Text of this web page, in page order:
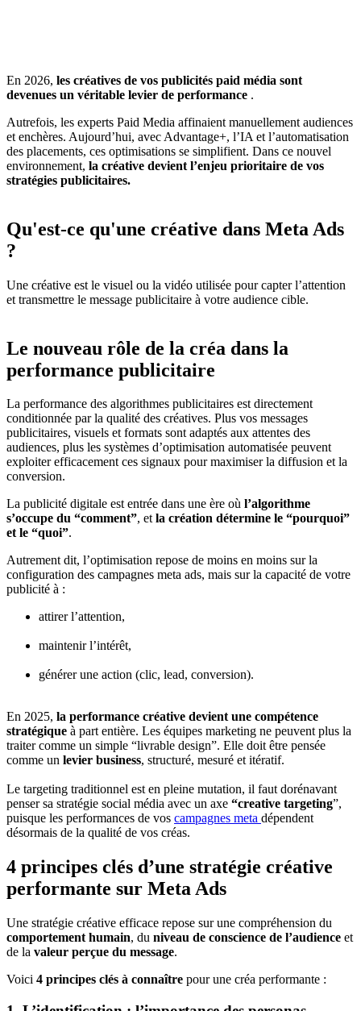
En 2026, les créatives de vos publicités paid média sont
devenues un véritable levier de performance .
Autrefois, les experts Paid Media affinaient manuellement audiences
et enchères. Aujourd’hui, avec Advantage+, l’IA et l’automatisation
des placements, ces optimisations se simplifient. Dans ce nouvel
environnement, la créative devient l’enjeu prioritaire de vos
stratégies publicitaires.
Qu'est-ce qu'une créative dans Meta Ads
?
Une créative est le visuel ou la vidéo utilisée pour capter l’attention
et transmettre le message publicitaire à votre audience cible.
Le nouveau rôle de la créa dans la
performance publicitaire
La performance des algorithmes publicitaires est directement
conditionnée par la qualité des créatives. Plus vos messages
publicitaires, visuels et formats sont adaptés aux attentes des
audiences, plus les systèmes d’optimisation automatisée peuvent
exploiter efficacement ces signaux pour maximiser la diffusion et la
conversion.
La publicité digitale est entrée dans une ère où l’algorithme
s’occupe du “comment”, etla création détermine le “pourquoi”
et le “quoi”.
Autrement dit, l’optimisation repose de moins en moins sur la
configuration des campagnes meta ads, mais sur la capacité de votre
publicité à :
attirer l’attention,
maintenir l’intérêt,
générer une action (clic, lead, conversion).
En 2025, la performance créative devient une compétence
stratégique à part entière. Les équipes marketing ne peuvent plus la
traiter comme un simple “livrable design”. Elle doit être pensée
comme un levier business, structuré, mesuré et itératif.
Le targeting traditionnel est en pleine mutation, il faut dorénavant
penser sa stratégie social média avec un axe “creative targeting”,
puisque les performances de vos campagnes meta dépendent
désormais de la qualité de vos créas.
4 principes clés d’une stratégie créative
performante sur Meta Ads
Une stratégie créative efficace repose sur une compréhension du
comportement humain, du niveau de conscience de l’audience et
de la valeur perçue du message.
Voici 4 principes clés à connaître pour une créa performante :